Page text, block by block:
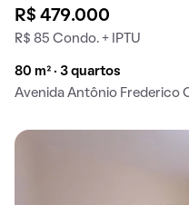
R$ 479.000
R$ 85 Condo. + IPTU
80 m² · 3 quartos
Avenida Antônio Frederico